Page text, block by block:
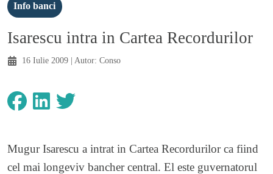
Info banci
Isarescu intra in Cartea Recordurilor
16 Iulie 2009 | Autor: Conso
Mugur Isarescu a intrat in Cartea Recordurilor ca fiind
cel mai longeviv bancher central. El este guvernatorul